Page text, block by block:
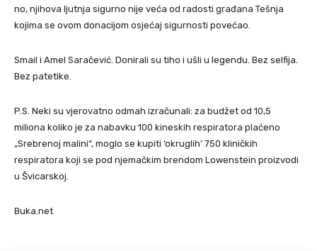
no, njihova ljutnja sigurno nije veća od radosti građana Tešnja
kojima se ovom donacijom osjećaj sigurnosti povećao.
Smail i Amel Saračević. Donirali su tiho i ušli u legendu. Bez selfija.
Bez patetike.
P.S. Neki su vjerovatno odmah izračunali: za budžet od 10,5
miliona koliko je za nabavku 100 kineskih respiratora plaćeno
„Srebrenoj malini“, moglo se kupiti ‘okruglih’ 750 kliničkih
respiratora koji se pod njemačkim brendom Lowenstein proizvodi
u Švicarskoj.
Buka.net